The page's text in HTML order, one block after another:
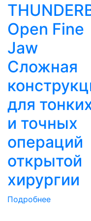
Open Fine
Jaw
Сложная
для
и точных
операций
открытой
хирургии
Подробнее